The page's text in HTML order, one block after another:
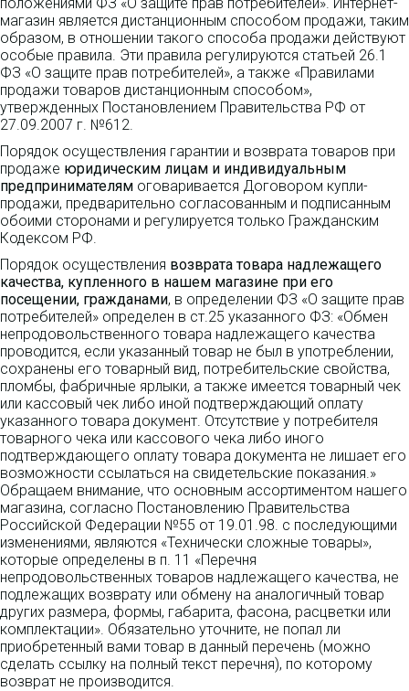
магазин является дистанционным способом продажи, таким
образом, в отношении такого способа продажи действуют
особые правила. Эти правила регулируются статьей 26.1
ФЗ «О защите прав потребителей», а также «Правилами
продажи товаров дистанционным способом»,
утвержденных Постановлением Правительства РФ от
27.09.2007 г. №612.
Порядок осуществления гарантии и возврата товаров при
продаже юридическим лицам и индивидуальным
предпринимателям оговаривается Договором купли-
продажи, предварительно согласованным и подписанным
обоими сторонами и регулируется только Гражданским
Кодексом РФ.
Порядок осуществления возврата товара надлежащего
качества, купленного в нашем магазине при его
посещении, гражданами, в определении ФЗ «О защите прав
потребителей» определен в ст.25 указанного ФЗ: «Обмен
непродовольственного товара надлежащего качества
проводится, если указанный товар не был в употреблении,
сохранены его товарный вид, потребительские свойства,
пломбы, фабричные ярлыки, а также имеется товарный чек
или кассовый чек либо иной подтверждающий оплату
указанного товара документ. Отсутствие у потребителя
товарного чека или кассового чека либо иного
подтверждающего оплату товара документа не лишает его
возможности ссылаться на свидетельские показания.»
Обращаем внимание, что основным ассортиментом нашего
магазина, согласно Постановлению Правительства
Российской Федерации №55 от 19.01.98. с последующими
изменениями, являются «Технически сложные товары»,
которые определены в п. 11 «Перечня
непродовольственных товаров надлежащего качества, не
подлежащих возврату или обмену на аналогичный товар
других размера, формы, габарита, фасона, расцветки или
комплектации». Обязательно уточните, не попал ли
приобретенный вами товар в данный перечень (можно
сделать ссылку на полный текст перечня), по которому
возврат не производится.